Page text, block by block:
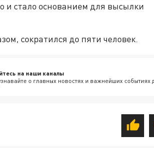
и стало основанием для высылки
сократился до пяти человек.
на наши каналы
о главных новостях и важнейших событиях